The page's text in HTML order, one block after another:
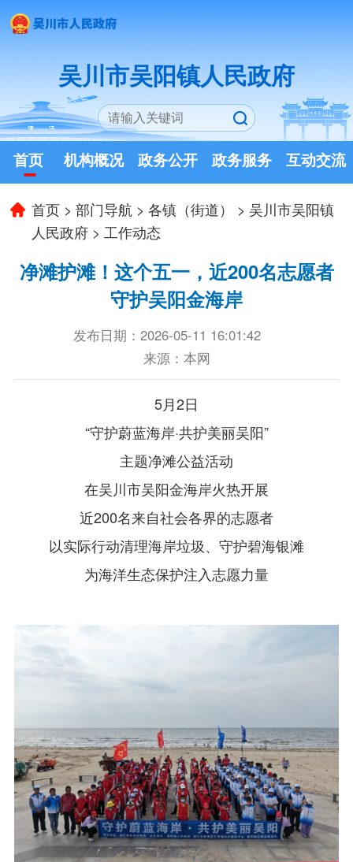
吴川市吴阳镇人民政府
首页 机构概况 政务公开 政务服务 互动交流
首页 >部门导航 >各镇（街道） > 吴川市吴阳镇
人民政府 > 工作动态
净滩护滩！这个五一，近200名志愿者
守护吴阳金海岸
发布日期：2026-05-11 16:01:42
来源：本网
5月2日
“守护蔚蓝海岸·共护美丽吴阳”
主题净滩公益活动
在吴川市吴阳金海岸火热开展
近200名来自社会各界的志愿者
以实际行动清理海岸垃圾、守护碧海银滩
为海洋生态保护注入志愿力量